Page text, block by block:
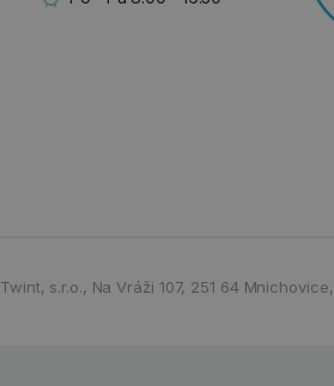
Twint, s.r.o., Na Vráži 107, 251 64 Mnichovice,